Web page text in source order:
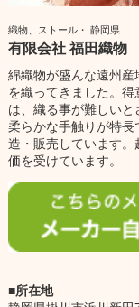
織物、ストール・ 静岡県
有限会社 福田織物
綿織物が盛んな遠州
を織ってきました。得
は、織る事が難しい
柔らかな手触りが特
造・販売しています
価を受けています。
所在地